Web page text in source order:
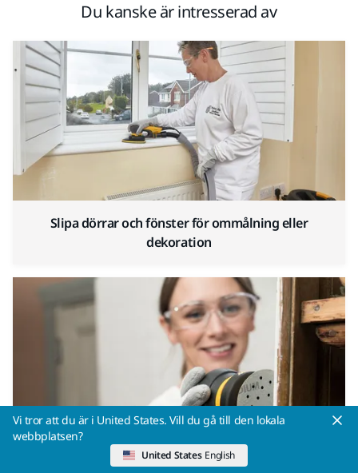
Du kanske är intresserad av
Slipa dörrar och fönster för ommålning eller
dekoration
Bygg, restaurera eller renovera med Mirka
Vi tror att du är i United States. Vill du gå till den lokala
webbplatsen?
United States English